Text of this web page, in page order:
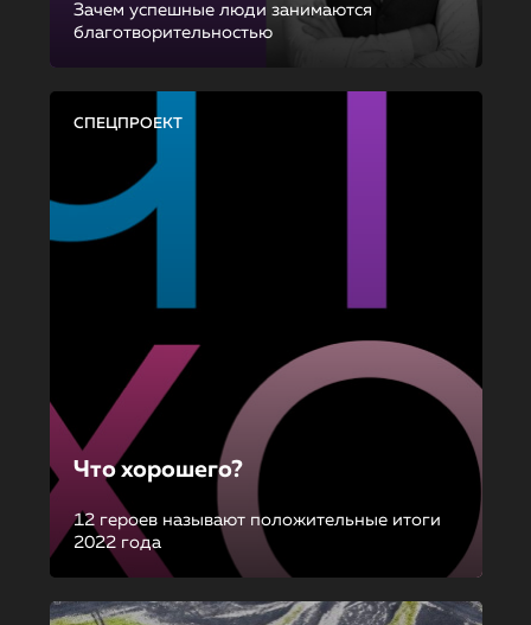
Зачем успешные люди занимаются
благотворительностью
СПЕЦПРОЕКТ
Что хорошего?
12 героев называют положительные итоги
2022 года